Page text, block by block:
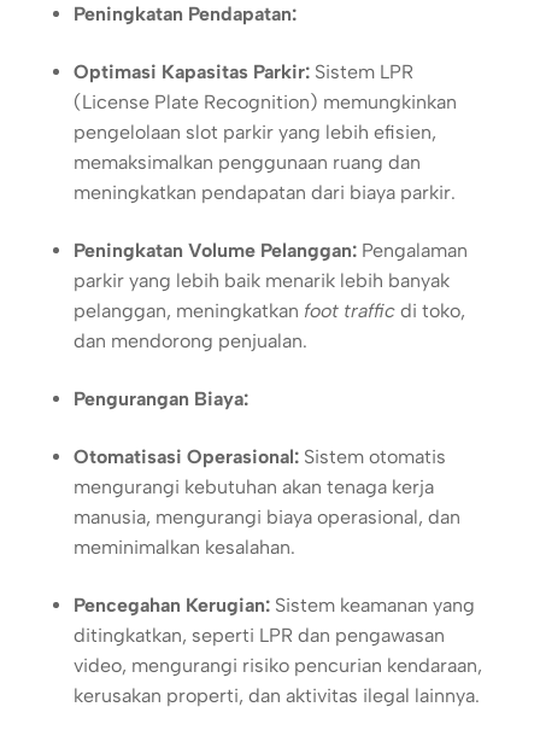
Peningkatan Pendapatan:
Optimasi Kapasitas Parkir:Sistem LPR
(License Plate Recognition) memungkinkan
pengelolaan slot parkir yang lebih efisien,
memaksimalkan penggunaan ruang dan
meningkatkan pendapatan dari biaya parkir.
Peningkatan Volume Pelanggan:Pengalaman
parkir yang lebih baik menarik lebih banyak
pelanggan, meningkatkan foot trafficdi toko,
dan mendorong penjualan.
Pengurangan Biaya:
Otomatisasi Operasional:Sistem otomatis
mengurangi kebutuhan akan tenaga kerja
manusia, mengurangi biaya operasional, dan
meminimalkan kesalahan.
Pencegahan Kerugian:Sistem keamanan yang
ditingkatkan, seperti LPR dan pengawasan
video, mengurangi risiko pencurian kendaraan,
kerusakan properti, dan aktivitas ilegal lainnya.